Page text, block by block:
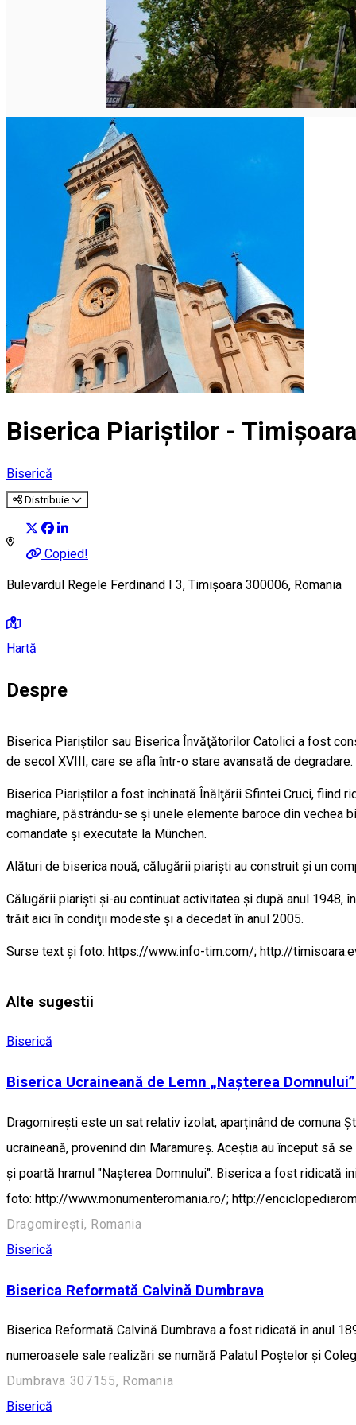
Biserica Piariştilor - Timișoara
Biserică
Distribuie
Copied!
Bulevardul Regele Ferdinand I 3, Timișoara 300006, Romania
Hartă
Despre
Biserica Piariştilor sau Biserica Învăţătorilor Catolici a fost
de secol XVIII, care se afla într-o stare avansată de degradare.
Biserica Piariştilor a fost închinată Înălţării Sfintei Cruci, fiind
maghiare, păstrându-se şi unele elemente baroce din vechea
comandate şi executate la München.
Alături de biserica nouă, călugării piarişti au construit şi un
Călugării piarişti şi-au continuat activitatea şi după anul 1948,
trăit aici în condiţii modeste şi a decedat în anul 2005.
Surse text și foto: https://www.info-tim.com/; http://
Alte sugestii
Biserică
Biserica Ucraineană de Lemn „Nașterea
Dragomirești este un sat relativ izolat, aparținând de comuna
ucraineană, provenind din Maramureş. Aceştia au început să
și poartă hramul "Naşterea Domnului". Biserica a fost ridicată
foto: http://www.monumenteromania.ro/; http://
Dragomirești, Romania
Biserică
Biserica Reformată Calvină Dumbrava
Biserica Reformată Calvină Dumbrava a fost ridicată în anul
numeroasele sale realizări se numără Palatul Poştelor şi
Dumbrava 307155, Romania
Biserică